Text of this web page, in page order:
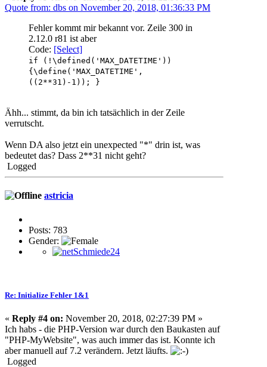
Quote from: dbs on November 20, 2018, 01:36:33 PM
Fehler kommt mir bekannt vor. Zeile 300 in
2.12.0 r81 ist aber
Code: [Select]
if (!\defined('MAX_DATETIME'))
{\define('MAX_DATETIME',
((2**31)-1)); }
Ähh... stimmt, da bin ich tatsächlich in der Zeile
verrutscht.
Wenn DA also jetzt ein unexpected "*" drin ist, was
bedeutet das? Dass 2**31 nicht geht?
Logged
astricia
Posts: 783
Gender:
Re: Initialize Fehler 1&1
« Reply #4 on: November 20, 2018, 02:27:39 PM »
Ich habs - die PHP-Version war durch den Baukasten auf
"PHP-MyWebsite", was auch immer das ist. Konnte ich
aber manuell auf 7.2 verändern. Jetzt läufts.
Logged